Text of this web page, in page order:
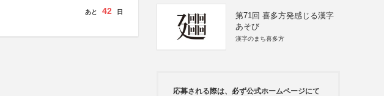
あと 42 日
第71回 喜多方発感じる漢字
あそび
漢字のまち喜多方
応募される際は、必ず公式ホームページにて